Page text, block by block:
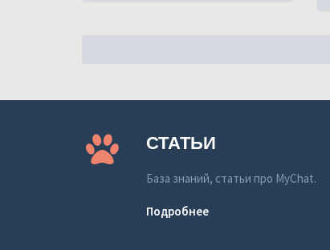
СТАТЬИ
База знаний, статьи про MyChat.
Подробнее